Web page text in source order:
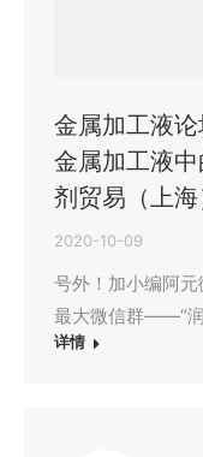
金属加工液
金属加工液中
剂贸易（上
2020-10-09
号外！加小编阿
最大微信群——“
详情